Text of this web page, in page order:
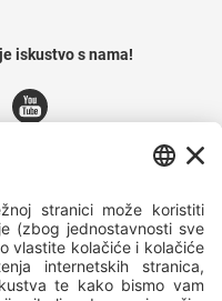
iskustvo s nama!